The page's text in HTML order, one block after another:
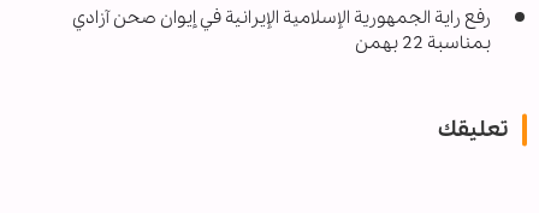
رفع راية الجمهورية الإسلامية الإیرانیة في إیوان صحن آزادي
بمناسبة 22 بهمن
تعليقك